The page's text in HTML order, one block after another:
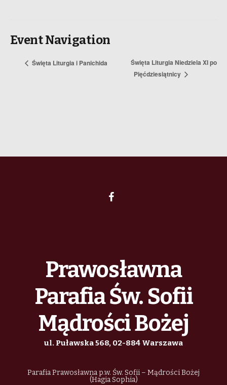
Event Navigation
Święta Liturgia i Panichida
Święta Liturgia Niedziela XI po
Pięćdziesiątnicy
Prawosławna
Parafia Św. Sofii
Mądrości Bożej
ul. Puławska 568, 02-884 Warszawa
Parafia Prawosławna p.w. Św. Sofii – Mądrości Bożej
(Hagia Sophia)